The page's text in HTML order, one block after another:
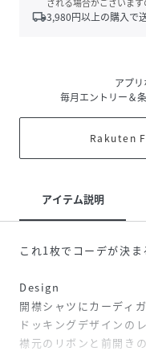
local_shipping3,980円以上の購入で
アプ
毎月エントリー＆
Rakuten
アイテム説明
これ1枚でコーデが決
Design
開襟シャツにカーディ
ドッキングデザインの
襟元のリボンと前開き